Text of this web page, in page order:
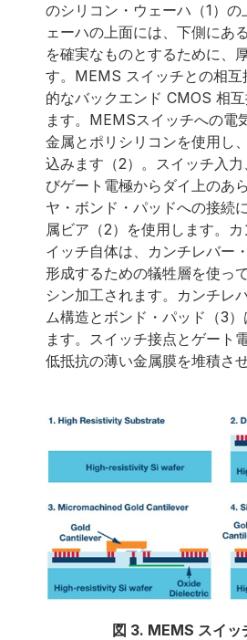
のシリコン・ウェーハ（1）
ェーハの上面には、下側にあ
を確実なものとするために、
す。MEMS スイッチとの相
的なバックエンド CMOS 相
ます。MEMSスイッチへの電
金属とポリシリコンを使用し
込みます（2）。スイッチ入
びゲート電極からダイ上のあ
ヤ・ボンド・パッドへの接続
属ビア（2）を使用します。
イッチ自体は、カンチレバー
形成するための犠牲層を使っ
シン加工されます。カンチレ
ム構造とボンド・パッド（3
ます。スイッチ接点とゲート
低抵抗の薄い金属膜を堆積さ
図 3. MEMS スイッ